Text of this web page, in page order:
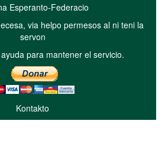
Esperanto-Federacio
via helpo permesos al ni teni la
servon
para mantener el servicio.
Kontakto